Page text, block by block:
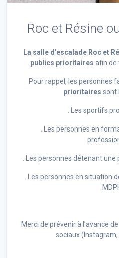
Roc et Résine
La salle d’escalade Roc et
publics prioritaires afin de
Pour rappel, les personnes
prioritaires sont
. Les sportifs
. Les personnes en
. Les personnes détenant
. Les personnes en situation
Merci de prévenir à l’avance
sociaux (Instagram,